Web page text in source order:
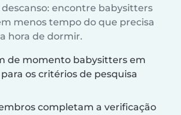
encontre babysitters
menos tempo do que precisa
hora de dormir.
de momento babysitters em
os critérios de pesquisa
completam a verificação